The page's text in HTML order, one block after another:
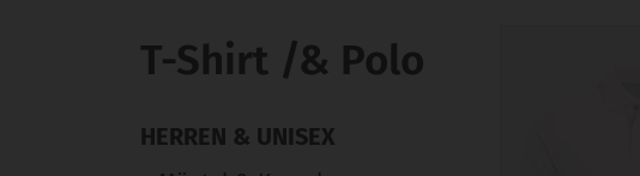
T-Shirt /& Polo
HERREN & UNISEX